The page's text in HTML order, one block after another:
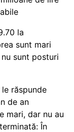
la
sunt mari
sunt posturi
răspunde
de an
mari, dar nu au
În